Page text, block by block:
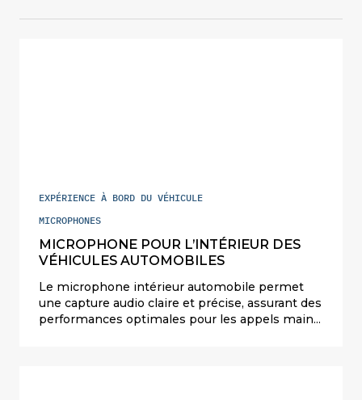
EXPÉRIENCE À BORD DU VÉHICULE
MICROPHONES
MICROPHONE POUR L’INTÉRIEUR DES
VÉHICULES AUTOMOBILES
Le microphone intérieur automobile permet
une capture audio claire et précise, assurant des
performances optimales pour les appels mains